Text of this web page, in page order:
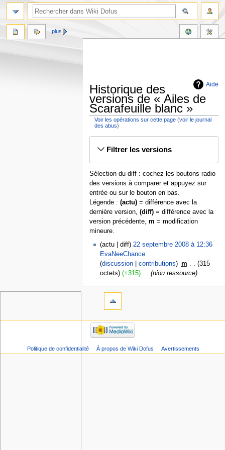
Aide
Historique des
versions de « Ailes de
Scarafeuille blanc »
Voir les opérations sur cette page (voir le journal
des abus)
Filtrer les versions
Sélection du diff : cochez les boutons radio
des versions à comparer et appuyez sur
entrée ou sur le bouton en bas.
Légende : (actu)= différence avec la
dernière version, (diff)= différence avec la
version précédente, m = modification
mineure.
actu
diff
22 septembre 2008 à 12:36
EvaNeeChance
discussion
contributions m
315
octets
+315 niou ressource
plus
Politique de confidentialité À propos de Wiki Dofus Avertissements